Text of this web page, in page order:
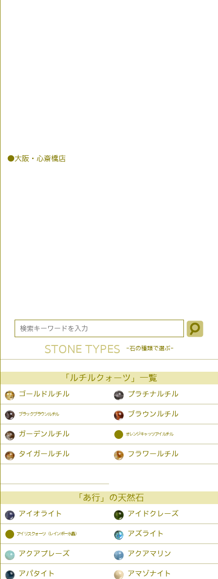
●大阪・心斎橋店
STONE TYPES -石の種類で選ぶ-
「ルチルクォーツ」一覧
ゴールドルチル プラチナルチル
ブラックブラウンルチル ブラウンルチル
ガーデンルチル ● オレンジキャッツアイルチル
タイガールチル フラワールチル
「あ行」の天然石
アイオライト アイドクレーズ
● アイリスクォーツ（レインボー水晶） アズライト
アクアプレーズ アクアマリン
アパタイト アマゾナイト